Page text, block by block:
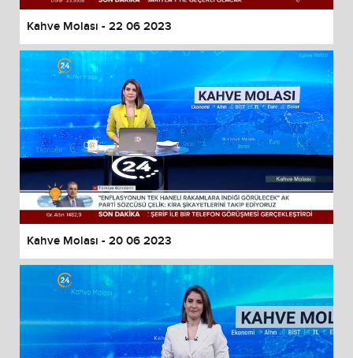
Kahve Molası - 22 06 2023
Kahve Molası - 20 06 2023